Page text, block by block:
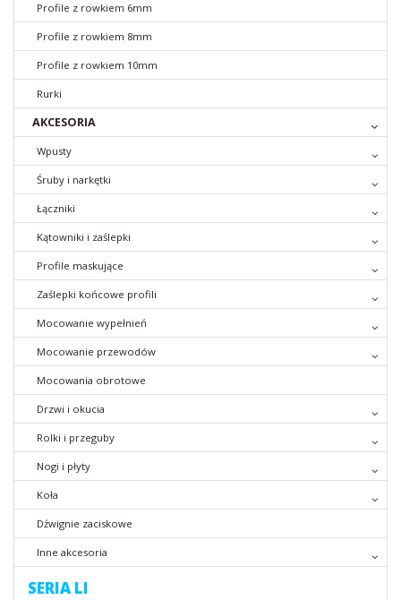
Profile z rowkiem 6mm
Profile z rowkiem 8mm
Profile z rowkiem 10mm
Rurki
AKCESORIA
Wpusty
Śruby i narkętki
Łączniki
Kątowniki i zaślepki
Profile maskujące
Zaślepki końcowe profili
Mocowanie wypełnień
Mocowanie przewodów
Mocowania obrotowe
Drzwi i okucia
Rolki i przeguby
Nogi i płyty
Koła
Dźwignie zaciskowe
Inne akcesoria
SERIA LI